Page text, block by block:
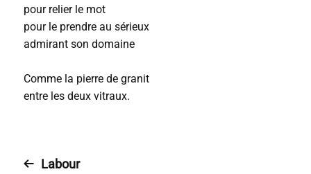
pour relier le mot
pour le prendre au sérieux
admirant son domaine
Comme la pierre de granit
entre les deux vitraux.
Labour